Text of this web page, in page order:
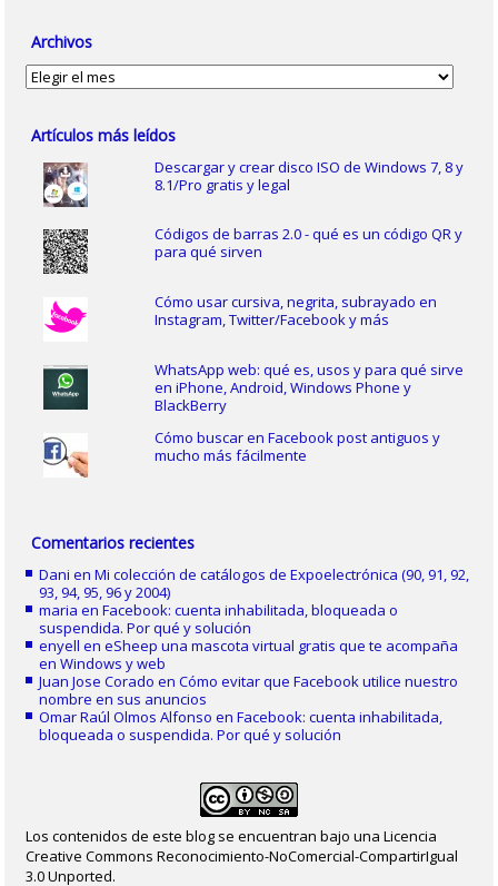
Archivos
Archivos
Artículos más leídos
Descargar y crear disco ISO de Windows 7, 8 y
8.1/Pro gratis y legal
Códigos de barras 2.0 - qué es un código QR y
para qué sirven
Cómo usar cursiva, negrita, subrayado en
Instagram, Twitter/Facebook y más
WhatsApp web: qué es, usos y para qué sirve
en iPhone, Android, Windows Phone y
BlackBerry
Cómo buscar en Facebook post antiguos y
mucho más fácilmente
Comentarios recientes
Dani enMi colección de catálogos de Expoelectrónica (90, 91, 92,
93, 94, 95, 96 y 2004)
maria enFacebook: cuenta inhabilitada, bloqueada o
suspendida. Por qué y solución
enyell eneSheep una mascota virtual gratis que te acompaña
en Windows y web
Juan Jose Corado enCómo evitar que Facebook utilice nuestro
nombre en sus anuncios
Omar Raúl Olmos Alfonso enFacebook: cuenta inhabilitada,
bloqueada o suspendida. Por qué y solución
Los contenidos de este blog se encuentran bajo una Licencia
Creative Commons Reconocimiento-NoComercial-CompartirIgual
3.0 Unported.